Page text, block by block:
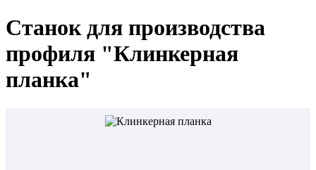
Станок для производства
профиля "Клинкерная
планка"